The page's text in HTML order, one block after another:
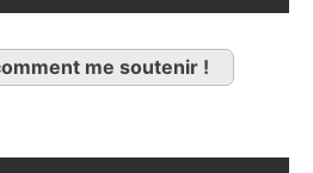
me soutenir !